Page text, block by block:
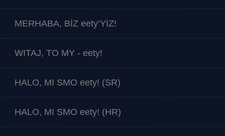
MERHABA, BİZ eety’YİZ!
WITAJ, TO MY - eety!
HALO, MI SMO eety! (SR)
HALO, MI SMO eety! (HR)